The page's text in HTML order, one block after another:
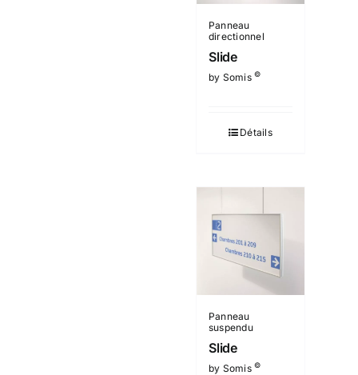
Panneau
directionnel
Slide
by Somis©
Détails
Panneau
suspendu
Slide
by Somis©